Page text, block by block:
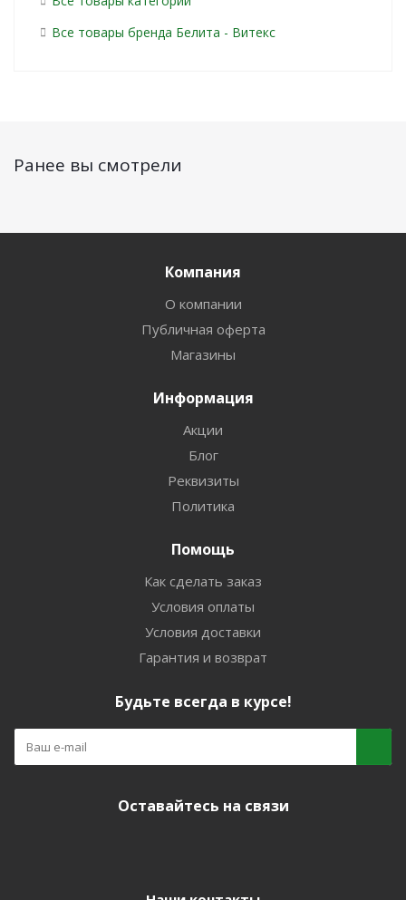
Все товары бренда Белита - Витекс
Ранее вы смотрели
Компания
О компании
Публичная оферта
Магазины
Информация
Акции
Блог
Реквизиты
Политика
Помощь
Как сделать заказ
Условия оплаты
Условия доставки
Гарантия и возврат
Будьте всегда в курсе!
Оставайтесь на связи